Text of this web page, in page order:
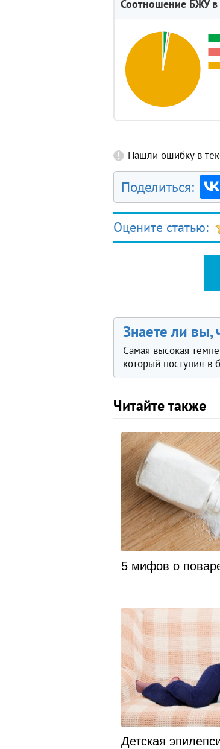
Соотношение БЖУ в
Нашли ошибку в
Поделиться:
Оцените статью:
Знаете ли вы,
Самая высокая
который поступил в
Читайте также
5 мифов о
Детская